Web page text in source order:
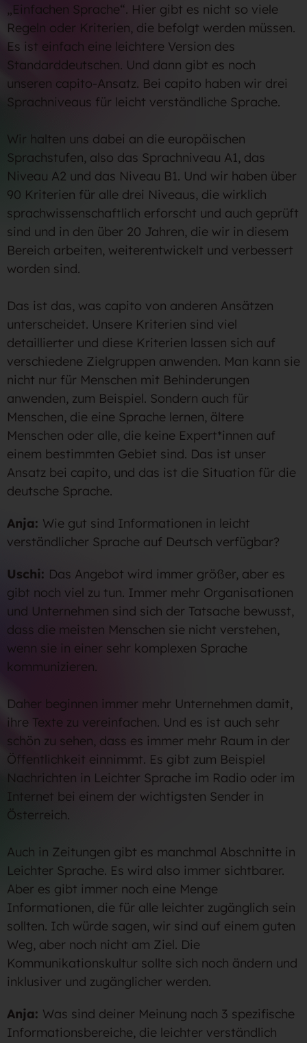
„Einfachen Sprache“. Hier gibt es nicht so viele
Regeln oder Kriterien, die befolgt werden müssen.
Es ist einfach eine leichtere Version des
Standarddeutschen. Und dann gibt es noch
unseren capito-Ansatz. Bei capito haben wir drei
Sprachniveaus für leicht verständliche Sprache.
Wir halten uns dabei an die europäischen
Sprachstufen, also das Sprachniveau A1, das
Niveau A2 und das Niveau B1. Und wir haben über
90 Kriterien für alle drei Niveaus, die wirklich
sprachwissenschaftlich erforscht und auch geprüft
sind und in den über 20 Jahren, die wir in diesem
Bereich arbeiten, weiterentwickelt und verbessert
worden sind.
Das ist das, was capito von anderen Ansätzen
unterscheidet. Unsere Kriterien sind viel
detaillierter und diese Kriterien lassen sich auf
verschiedene Zielgruppen anwenden. Man kann sie
nicht nur für Menschen mit Behinderungen
anwenden, zum Beispiel. Sondern auch für
Menschen, die eine Sprache lernen, ältere
Menschen oder alle, die keine Expert*innen auf
einem bestimmten Gebiet sind. Das ist unser
Ansatz bei capito, und das ist die Situation für die
deutsche Sprache.
Anja: Wie gut sind Informationen in leicht
verständlicher Sprache auf Deutsch verfügbar?
Uschi: Das Angebot wird immer größer, aber es
gibt noch viel zu tun. Immer mehr Organisationen
und Unternehmen sind sich der Tatsache bewusst,
dass die meisten Menschen sie nicht verstehen,
wenn sie in einer sehr komplexen Sprache
kommunizieren.
Daher beginnen immer mehr Unternehmen damit,
ihre Texte zu vereinfachen. Und es ist auch sehr
schön zu sehen, dass es immer mehr Raum in der
Öffentlichkeit einnimmt. Es gibt zum Beispiel
Nachrichten in Leichter Sprache im Radio oder im
Internet bei einem der wichtigsten Sender in
Österreich.
Auch in Zeitungen gibt es manchmal Abschnitte in
Leichter Sprache. Es wird also immer sichtbarer.
Aber es gibt immer noch eine Menge
Informationen, die für alle leichter zugänglich sein
sollten. Ich würde sagen, wir sind auf einem guten
Weg, aber noch nicht am Ziel. Die
Kommunikationskultur sollte sich noch ändern und
inklusiver und zugänglicher werden.
Anja: Was sind deiner Meinung nach 3 spezifische
Informationsbereiche, die leichter verständlich